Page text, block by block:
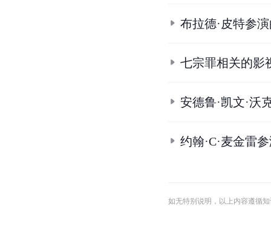
布拉德·皮特参
七宗罪相关的影
安德鲁·凯文·沃
约翰·C·麦金雷
如无特别说明，以上内容遵循